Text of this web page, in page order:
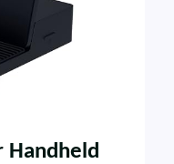
Handheld